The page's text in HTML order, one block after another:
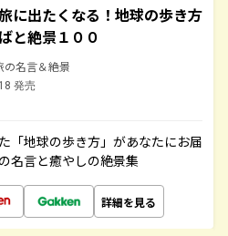
に出たくなる！地球の歩き方
と絶景１００
の名言＆絶景
発売
「地球の歩き方」があなたにお届
名言と癒やしの絶景集
詳細を見る